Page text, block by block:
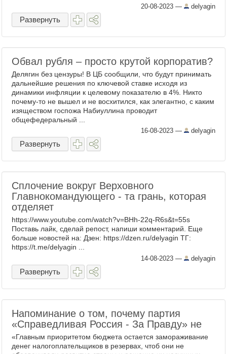
20-08-2023 — delyagin
Развернуть
Обвал рубля – просто крутой корпоратив?
Делягин без цензуры! В ЦБ сообщили, что будут принимать
дальнейшие решения по ключевой ставке исходя из
динамики инфляции к целевому показателю в 4%. Никто
почему-то не вышел и не восхитился, как элегантно, с каким
изяществом госпожа Набиуллина проводит
общефедеральный ...
16-08-2023 — delyagin
Развернуть
Сплочение вокруг Верховного
Главнокомандующего - та грань, которая
отделяет
https://www.youtube.com/watch?v=BHh-22q-R6s&t=55s
Поставь лайк, сделай репост, напиши комментарий. Еще
больше новостей на: Дзен: https://dzen.ru/delyagin ТГ:
https://t.me/delyagin ...
14-08-2023 — delyagin
Развернуть
Напоминание о том, почему партия
«Справедливая Россия - За Правду» не
«Главным приоритетом бюджета остается замораживание
денег налогоплательщиков в резервах, чтоб они не